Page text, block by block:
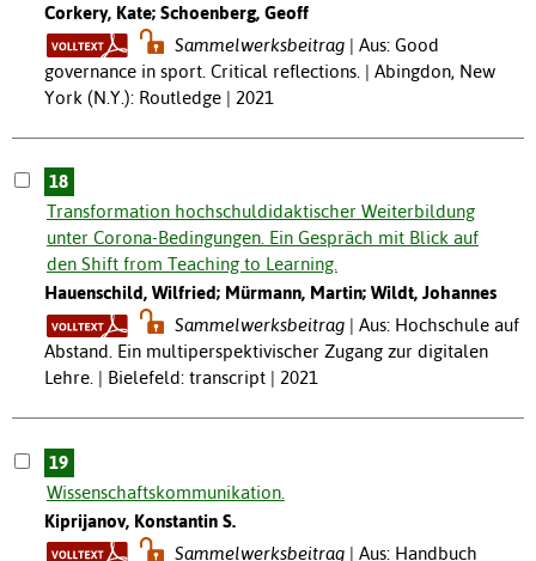
Corkery, Kate; Schoenberg, Geoff
Sammelwerksbeitrag
Aus: Good
governance in sport. Critical reflections. | Abingdon, New
York (N.Y.): Routledge | 2021
18
Transformation hochschuldidaktischer Weiterbildung
unter Corona-Bedingungen. Ein Gespräch mit Blick auf
den Shift from Teaching to Learning.
Hauenschild, Wilfried; Mürmann, Martin; Wildt, Johannes
Sammelwerksbeitrag
Aus: Hochschule auf
Abstand. Ein multiperspektivischer Zugang zur digitalen
Lehre. | Bielefeld: transcript | 2021
19
Wissenschaftskommunikation.
Kiprijanov, Konstantin S.
Sammelwerksbeitrag
Aus: Handbuch